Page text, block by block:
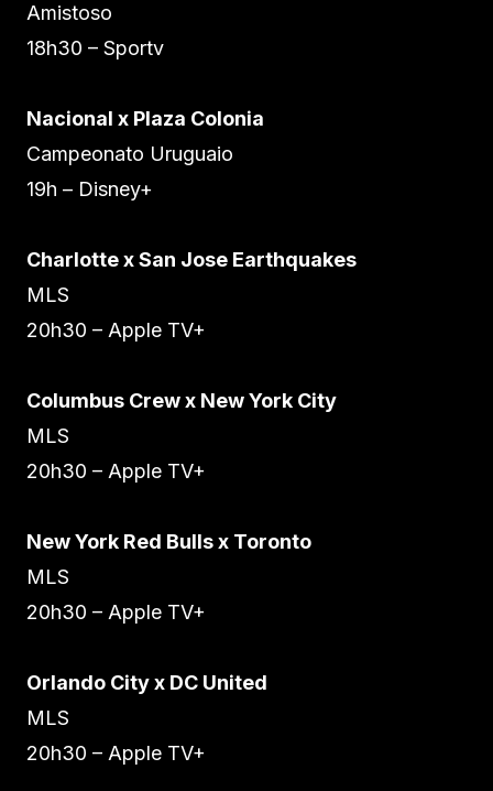
Amistoso
18h30 – Sportv
Nacional x Plaza Colonia
Campeonato Uruguaio
19h – Disney+
Charlotte x San Jose Earthquakes
MLS
20h30 – Apple TV+
Columbus Crew x New York City
MLS
20h30 – Apple TV+
New York Red Bulls x Toronto
MLS
20h30 – Apple TV+
Orlando City x DC United
MLS
20h30 – Apple TV+